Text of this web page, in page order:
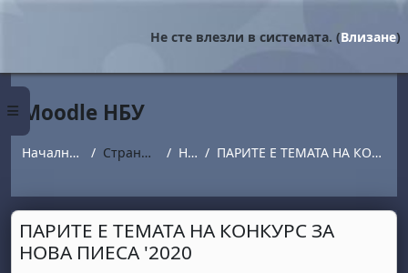
Страничен панел
Не сте влезли в системата. (Влизане)
Moodle НБУ
Начална страница Страници от сайта Новини ПАРИТЕ Е ТЕМАТА НА КОНКУРС ЗА НОВА ПИЕСА '2020
ПАРИТЕ Е ТЕМАТА НА КОНКУРС ЗА
НОВА ПИЕСА '2020